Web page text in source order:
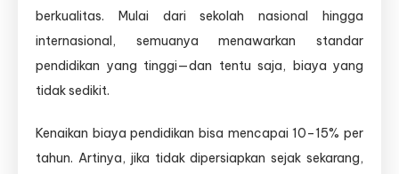
berkualitas. Mulai dari sekolah nasional hingga
internasional, semuanya menawarkan standar
pendidikan yang tinggi—dan tentu saja, biaya yang
tidak sedikit.
Kenaikan biaya pendidikan bisa mencapai 10–15% per
tahun. Artinya, jika tidak dipersiapkan sejak sekarang,